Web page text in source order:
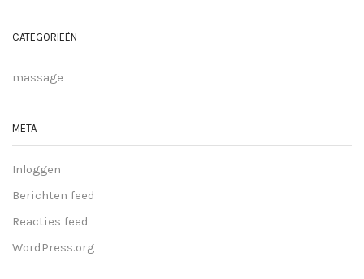
CATEGORIEËN
massage
META
Inloggen
Berichten feed
Reacties feed
WordPress.org